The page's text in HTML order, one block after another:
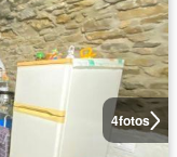
4fotos